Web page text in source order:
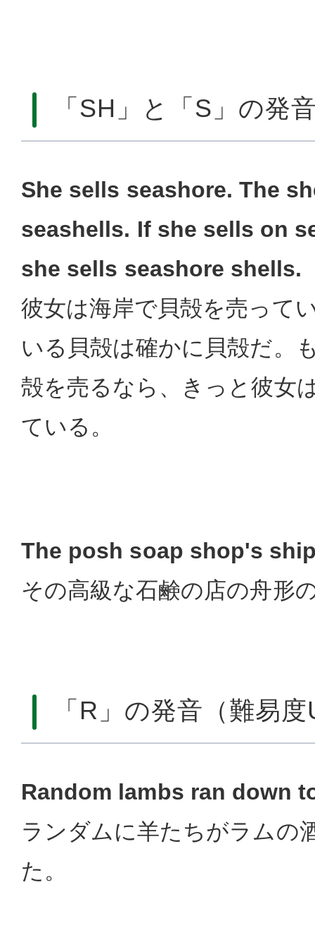
「SH」と「S」の発
She sells seashore. The
seashells. If she sells on
she sells seashore shells.
彼女は海岸で貝殻を売って
いる貝殻は確かに貝殻だ。
殻を売るなら、きっと彼女
ている。
The posh soap shop's
その高級な石鹸の店の舟形
「R」の発音（難易
Random lambs ran down
ランダムに羊たちがラムの
た。